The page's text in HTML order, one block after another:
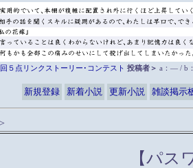
５点リンクストーリー･コンテスト 投稿者＞ a：― / b
新規登録 新着小説 更新小説 雑談掲示
【パス